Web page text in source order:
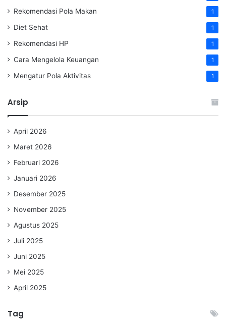
Rekomendasi Pola Makan 1
Diet Sehat 1
Rekomendasi HP 1
Cara Mengelola Keuangan 1
Mengatur Pola Aktivitas 1
Arsip
April 2026
Maret 2026
Februari 2026
Januari 2026
Desember 2025
November 2025
Agustus 2025
Juli 2025
Juni 2025
Mei 2025
April 2025
Tag